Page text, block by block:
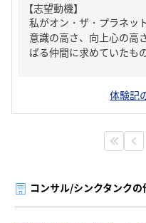
【志望動機】
私がオン・ザ・プラネッ
意識の高さ、向上心の高
ばる仲間に求めていたも
体験記
コンサル/シンクタンク